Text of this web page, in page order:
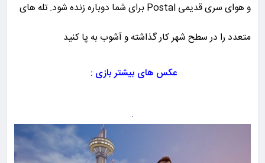
و هوای سری قدیمی Postal برای شما دوباره زنده شود. تله های
متعدد را در سطح شهر کار گذاشته و آشوب به پا کنید
عکس های بیشتر بازی :